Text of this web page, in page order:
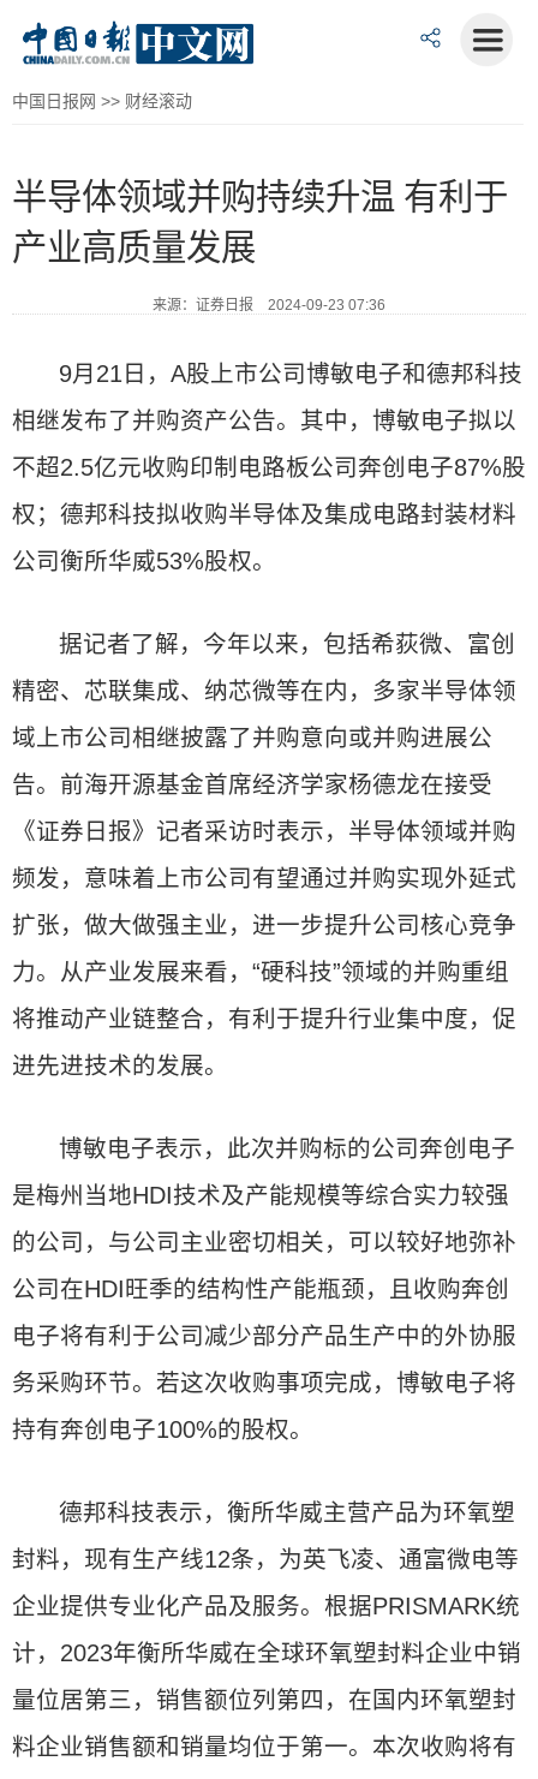
中国日报网 >> 财经滚动
半导体领域并购持续升温 有利于
产业高质量发展
来源：证券日报 2024-09-23 07:36
9月21日，A股上市公司博敏电子和德邦科技
相继发布了并购资产公告。其中，博敏电子拟以
不超2.5亿元收购印制电路板公司奔创电子87%股
权；德邦科技拟收购半导体及集成电路封装材料
公司衡所华威53%股权。
据记者了解，今年以来，包括希荻微、富创
精密、芯联集成、纳芯微等在内，多家半导体领
域上市公司相继披露了并购意向或并购进展公
告。前海开源基金首席经济学家杨德龙在接受
《证券日报》记者采访时表示，半导体领域并购
频发，意味着上市公司有望通过并购实现外延式
扩张，做大做强主业，进一步提升公司核心竞争
力。从产业发展来看，“硬科技”领域的并购重组
将推动产业链整合，有利于提升行业集中度，促
进先进技术的发展。
博敏电子表示，此次并购标的公司奔创电子
是梅州当地HDI技术及产能规模等综合实力较强
的公司，与公司主业密切相关，可以较好地弥补
公司在HDI旺季的结构性产能瓶颈，且收购奔创
电子将有利于公司减少部分产品生产中的外协服
务采购环节。若这次收购事项完成，博敏电子将
持有奔创电子100%的股权。
德邦科技表示，衡所华威主营产品为环氧塑
封料，现有生产线12条，为英飞凌、通富微电等
企业提供专业化产品及服务。根据PRISMARK统
计，2023年衡所华威在全球环氧塑封料企业中销
量位居第三，销售额位列第四，在国内环氧塑封
料企业销售额和销量均位于第一。本次收购将有